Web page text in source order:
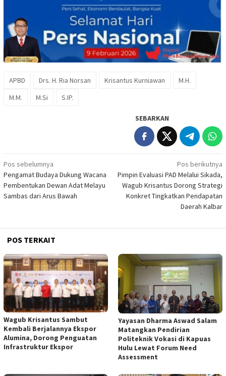
APBD Drs. H. Ria Norsan Krisantus Kurniawan
M.H.
M.M.
M.Si S.IP.
SEBARKAN
Navigasi
pos
Pos sebelumnya
Pengamat Budaya Dukung Wacana
Pembentukan Dewan Adat Melayu
Sambas dari Arus Bawah
Pos berikutnya
Pimpin Evaluasi PAD Melalui Sikada,
Wagub Krisantus Dorong Strategi
Konkret Tingkatkan Pendapatan
Daerah Kalbar
POS TERKAIT
Wagub Krisantus Sambut
Kembali Berjalannya Ekspor
Alumina, Dorong Penguatan
Infrastruktur Ekspor
Yayasan Dharma Aswad Salam
Matangkan Pendirian
Politeknik Vokasi di Kapuas
Hulu Lewat Forum Need
Assessment